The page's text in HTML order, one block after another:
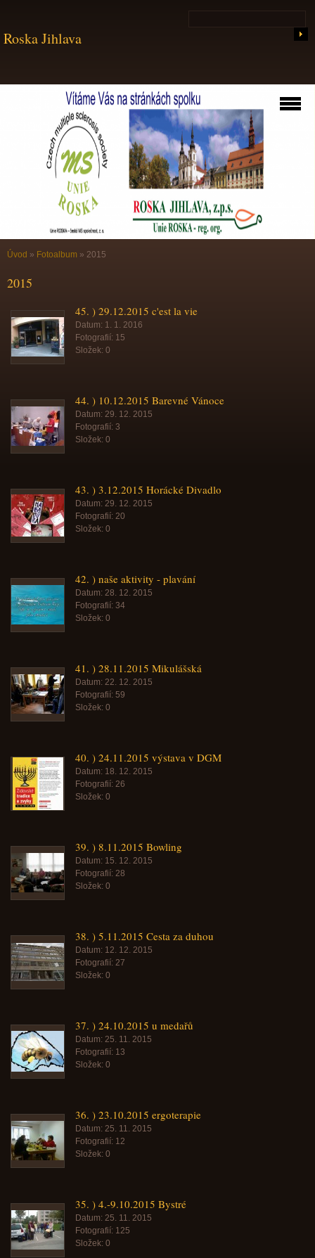
Roska Jihlava
Úvod » Fotoalbum » 2015
2015
45. ) 29.12.2015 c'est la vie
Datum: 1. 1. 2016
Fotografií: 15
Složek: 0
44. ) 10.12.2015 Barevné Vánoce
Datum: 29. 12. 2015
Fotografií: 3
Složek: 0
43. ) 3.12.2015 Horácké Divadlo
Datum: 29. 12. 2015
Fotografií: 20
Složek: 0
42. ) naše aktivity - plavání
Datum: 28. 12. 2015
Fotografií: 34
Složek: 0
41. ) 28.11.2015 Mikulášská
Datum: 22. 12. 2015
Fotografií: 59
Složek: 0
40. ) 24.11.2015 výstava v DGM
Datum: 18. 12. 2015
Fotografií: 26
Složek: 0
39. ) 8.11.2015 Bowling
Datum: 15. 12. 2015
Fotografií: 28
Složek: 0
38. ) 5.11.2015 Cesta za duhou
Datum: 12. 12. 2015
Fotografií: 27
Složek: 0
37. ) 24.10.2015 u medařů
Datum: 25. 11. 2015
Fotografií: 13
Složek: 0
36. ) 23.10.2015 ergoterapie
Datum: 25. 11. 2015
Fotografií: 12
Složek: 0
35. ) 4.-9.10.2015 Bystré
Datum: 25. 11. 2015
Fotografií: 125
Složek: 0